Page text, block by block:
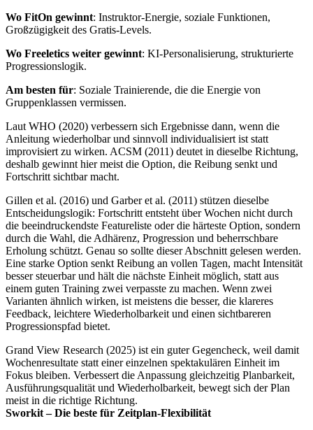
Wo FitOn gewinnt: Instruktor-Energie, soziale Funktionen,
Großzügigkeit des Gratis-Levels.
Wo Freeletics weiter gewinnt: KI-Personalisierung, strukturierte
Progressionslogik.
Am besten für: Soziale Trainierende, die die Energie von
Gruppenklassen vermissen.
Laut WHO (2020) verbessern sich Ergebnisse dann, wenn die
Anleitung wiederholbar und sinnvoll individualisiert ist statt
improvisiert zu wirken. ACSM (2011) deutet in dieselbe Richtung,
deshalb gewinnt hier meist die Option, die Reibung senkt und
Fortschritt sichtbar macht.
Gillen et al. (2016) und Garber et al. (2011) stützen dieselbe
Entscheidungslogik: Fortschritt entsteht über Wochen nicht durch
die beeindruckendste Featureliste oder die härteste Option, sondern
durch die Wahl, die Adhärenz, Progression und beherrschbare
Erholung schützt. Genau so sollte dieser Abschnitt gelesen werden.
Eine starke Option senkt Reibung an vollen Tagen, macht Intensität
besser steuerbar und hält die nächste Einheit möglich, statt aus
einem guten Training zwei verpasste zu machen. Wenn zwei
Varianten ähnlich wirken, ist meistens die besser, die klareres
Feedback, leichtere Wiederholbarkeit und einen sichtbareren
Progressionspfad bietet.
Grand View Research (2025) ist ein guter Gegencheck, weil damit
Wochenresultate statt einer einzelnen spektakulären Einheit im
Fokus bleiben. Verbessert die Anpassung gleichzeitig Planbarkeit,
Ausführungsqualität und Wiederholbarkeit, bewegt sich der Plan
meist in die richtige Richtung.
Sworkit – Die beste für Zeitplan-Flexibilität